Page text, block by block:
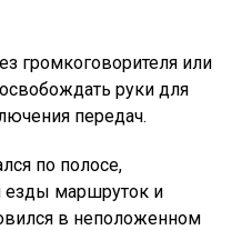
громкоговорителя или
руки для
передач.
по полосе,
езды маршруток и
в неположенном